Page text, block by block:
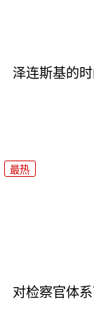
泽连斯基的
最热
对检察官体